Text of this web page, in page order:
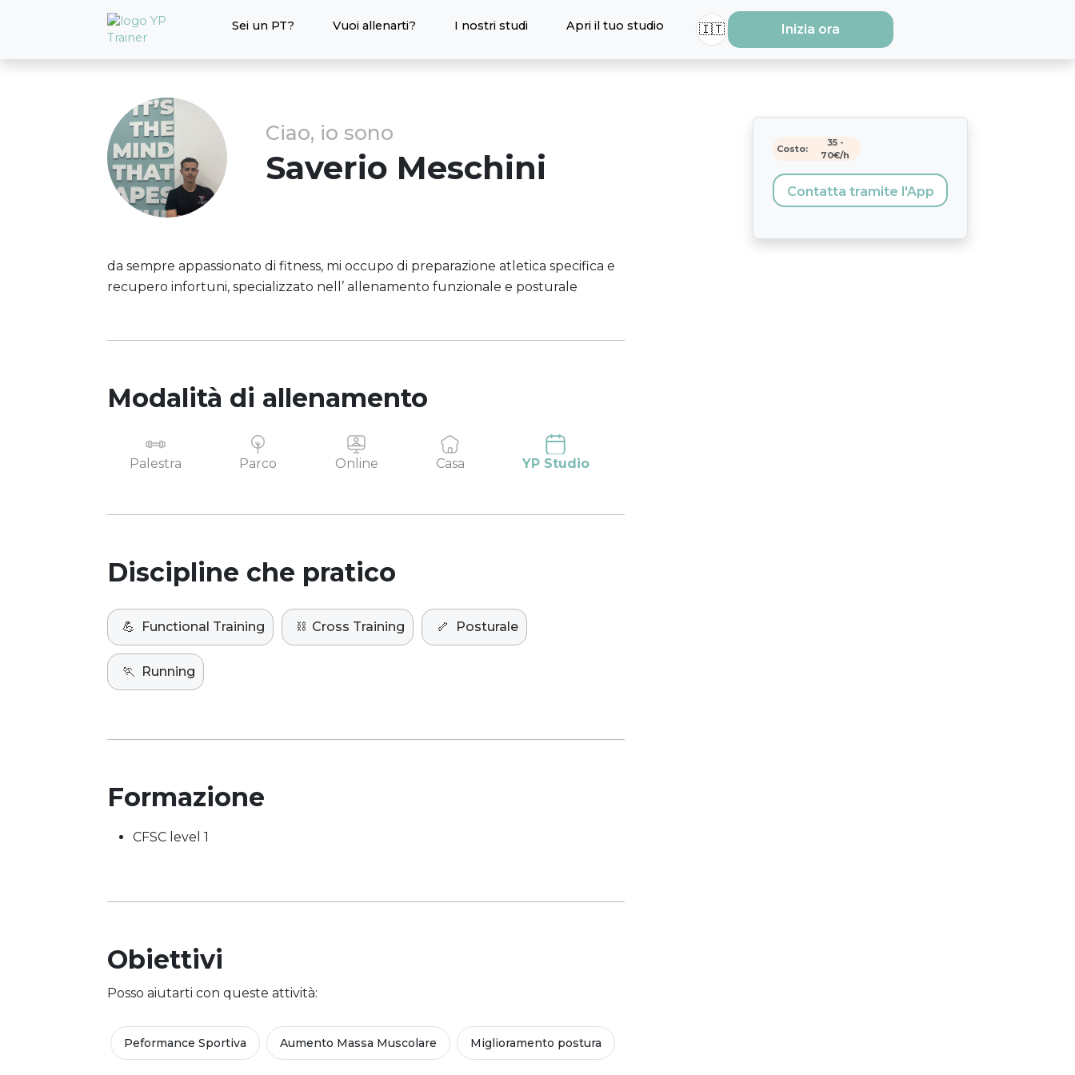
Sei un PT? Vuoi allenarti? I nostri studi Apri il tuo studio 🇮🇹 Inizia ora
Ciao, io sono
Saverio Meschini
da sempre appassionato di fitness, mi occupo di preparazione atletica specifica e
recupero infortuni, specializzato nell’ allenamento funzionale e posturale
Modalità di allenamento
Palestra Parco Online Casa YP Studio
Discipline che pratico
💪 Functional Training ⛓️ Cross Training 🦴 Posturale
🏃 Running
Formazione
CFSC level 1
Obiettivi
Posso aiutarti con queste attività:
Peformance Sportiva Aumento Massa Muscolare Miglioramento postura
Costo:
35-
70€/h
Contatta tramite l'App